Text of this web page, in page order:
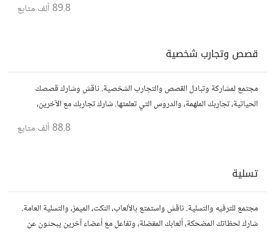
89.8 ألف متابع
قصص وتجارب شخصية
مجتمع لمشاركة وتبادل القصص والتجارب الشخصية. ناقش وشارك قصصك
الحياتية، تجاربك الملهمة، والدروس التي تعلمتها. شارك تجاربك مع الآخرين،
88.8 ألف متابع
تسلية
مجتمع للترفيه والتسلية. ناقش واستمتع بالألعاب، النكت، الميمز، والتسلية العامة.
شارك لحظاتك المضحكة، ألعابك المفضلة، وتفاعل مع أعضاء آخرين يبحثون عن